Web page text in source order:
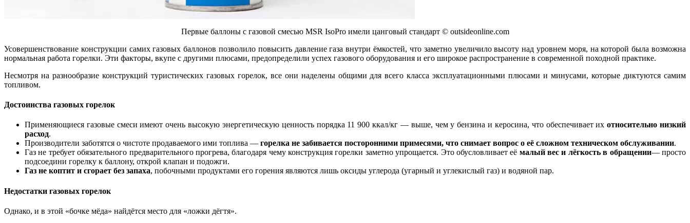
Первые баллоны с газовой смесью MSR IsoPro имели цанговый стандарт © outsideonline.com
Усовершенствование конструкции самих газовых баллонов позволило повысить давление газа внутри ёмкостей, что заметно увеличило высоту над уровнем моря, на которой была возможна
нормальная работа горелки. Эти факторы, вкупе с другими плюсами, предопределили успех газового оборудования и его широкое распространение в современной походной практике.
Несмотря на разнообразие конструкций туристических газовых горелок, все они наделены общими для всего класса эксплуатационными плюсами и минусами, которые диктуются самим
топливом.
Достоинства газовых горелок
Применяющиеся газовые смеси имеют очень высокую энергетическую ценность порядка 11 900 ккал/кг — выше, чем у бензина и керосина, что обеспечивает ихотносительно низкий
расход.
Производители заботятся о чистоте продаваемого ими топлива — горелка не забивается посторонними примесями, что снимает вопрос о её сложном техническом обслуживании.
Газ не требует обязательного предварительного прогрева, благодаря чему конструкция горелки заметно упрощается. Это обусловливает её малый вес и лёгкость в обращении— просто
подсоедини горелку к баллону, открой клапан и подожги.
Газ не коптит и сгорает без запаха, побочными продуктами его горения являются лишь оксиды углерода (угарный и углекислый газ) и водяной пар.
Недостатки газовых горелок
Однако, и в этой «бочке мёда» найдётся место для «ложки дёгтя».